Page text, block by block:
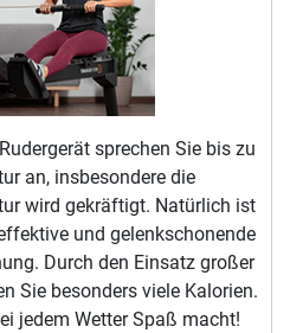
sprechen Sie bis zu
an, insbesondere die
wird gekräftigt. Natürlich ist
und gelenkschonende
Durch den Einsatz großer
Sie besonders viele Kalorien.
jedem Wetter Spaß macht!